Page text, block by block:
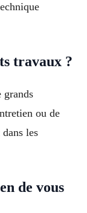
travaux ?
grands
ou de
les
de vous